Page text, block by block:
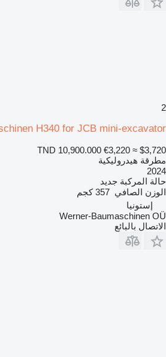
2
H340 for JCB mini-excavator
TND 10,900.000 €3,220 ≈ $3,720
مطرقة هيدروليكية
2024
حالة المركبة جديد
الوزن الصافي 357 كجم
إستونيا
Werner-Baumaschinen OÜ
الاتصال بالبائع